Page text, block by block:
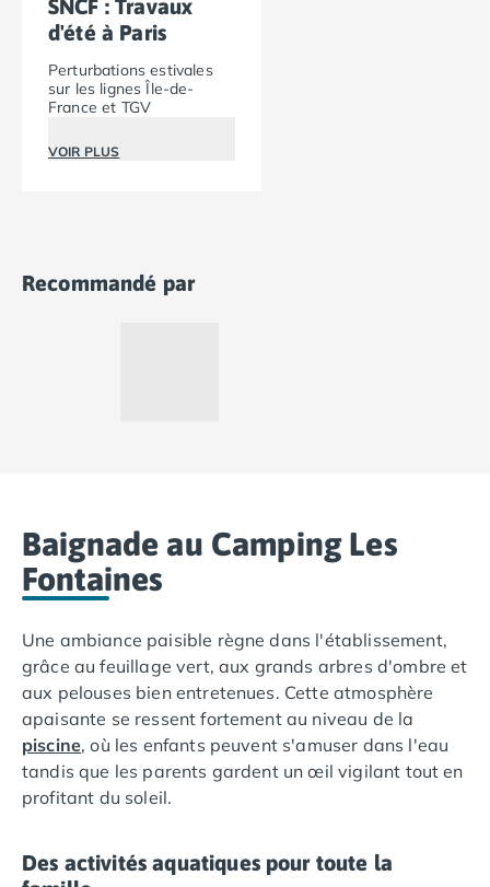
Camping Collioure
Camping Le Barcarès
Camping Perpignan
Camping Saint-Cyprien
Camping Corrèze
Camping Millau
Camping Boulogne-sur-Mer
Camping Le Portel
Camping Le Touquet
Camping Pays de la Loire
Camping Loire-Atlantique
Camping Guerande
Camping La Baule-Escoublac
Camping La Turballe
Camping Nantes
Camping Pornic
Camping Saint Nazaire
SNCF : Travaux
d'été à Paris
Perturbations estivales
sur les lignes Île-de-
France et TGV
VOIR PLUS
Recommandé par
Baignade au Camping Les
Fontaines
Une ambiance paisible règne dans l'établissement,
grâce au feuillage vert, aux grands arbres d'ombre et
aux pelouses bien entretenues. Cette atmosphère
apaisante se ressent fortement au niveau de la
piscine, où les enfants peuvent s'amuser dans l'eau
tandis que les parents gardent un œil vigilant tout en
profitant du soleil.
Des activités aquatiques pour toute la